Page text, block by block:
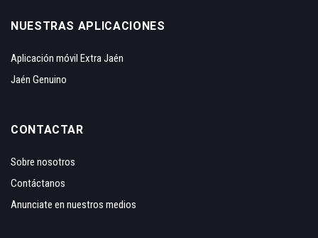
NUESTRAS APLICACIONES
Aplicación móvil Extra Jaén
Jaén Genuino
CONTACTAR
Sobre nosotros
Contáctanos
Anunciate en nuestros medios